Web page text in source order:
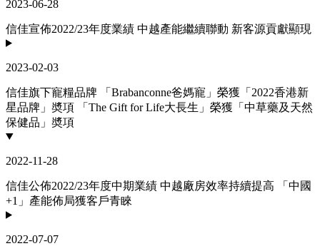
2023-06-28
信佳宣佈2022/23年度業績 中越產能繼續聯動 新客源貢獻顯現
2023-02-03
信佳旗下寵糧品牌 「Brabanconne爸媽寵」榮獲「2022香港新
星品牌」奬項 「The Gift for Life大長生」榮獲「中草藥及天然
保健品」奬項
2022-11-28
信佳公佈2022/23年度中期業績 中越廠房效率持續提高 「中國
+1」產能佈局獲客戶青睞
2022-07-07